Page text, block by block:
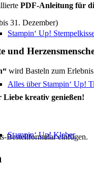
Stampin‘ Up!
Alles über Stampin‘ Up!
Stampin‘ Up! Kleber
PDF-Anleitung für
31. Dezember)
und
wird Basteln zum
Liebe kreativ genießen!
Bestellformular einfügen.